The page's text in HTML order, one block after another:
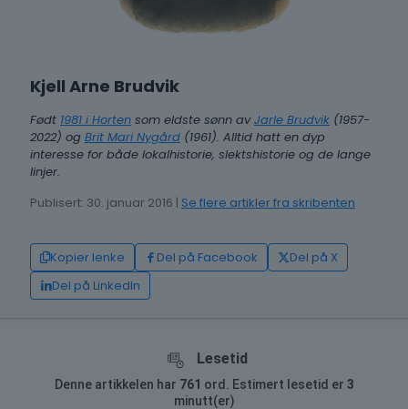
Kjell Arne Brudvik
Født 1981 i Horten som eldste sønn avJarle Brudvik (1957-
2022) og Brit Mari Nygård (1961). Alltid hatt en dyp
interesse for både lokalhistorie, slektshistorie og de lange
linjer.
Publisert: 30. januar 2016 | Se flere artikler fra skribenten
Kopier lenke Del på Facebook
Del på X
Del på LinkedIn
Lesetid
Denne artikkelen har 761 ord. Estimert lesetid er 3
minutt(er)